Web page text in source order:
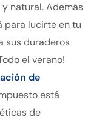
natural. Además
para lucirte en tu
sus duraderos
el verano!
de
está
de